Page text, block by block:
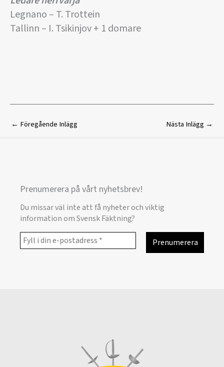
Legnano – T. Trottein
Tallinn – I. Tsikinjov + 1 domare
← Föregående Inlägg Nästa Inlägg →
Prenumerera på vårt nyhetsbrev!
Du missar väl inte att få nyheter och viktig
information om Svensk Fäktning?